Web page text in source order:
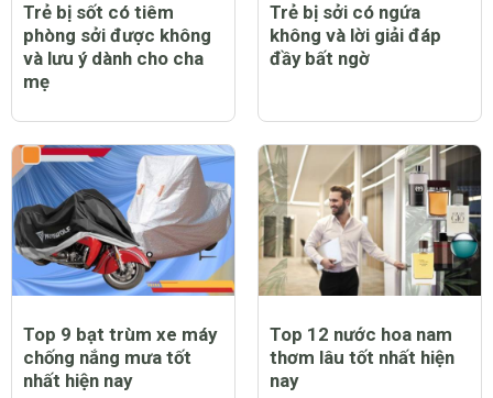
Trẻ bị sốt có tiêm
phòng sởi được không
và lưu ý dành cho cha
mẹ
Trẻ bị sởi có ngứa
không và lời giải đáp
đầy bất ngờ
Top 9 bạt trùm xe máy
chống nắng mưa tốt
nhất hiện nay
Top 12 nước hoa nam
thơm lâu tốt nhất hiện
nay